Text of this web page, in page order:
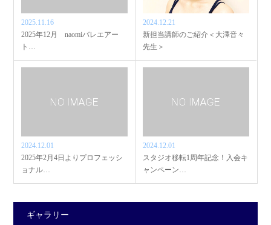
2025.11.16
2025年12月 naomiバレエアー
ト…
2024.12.21
新担当講師のご紹介＜大澤音々
先生＞
2024.12.01
2025年2月4日よりプロフェッシ
ョナル…
2024.12.01
スタジオ移転1周年記念！入会キ
ャンペーン…
ギャラリー